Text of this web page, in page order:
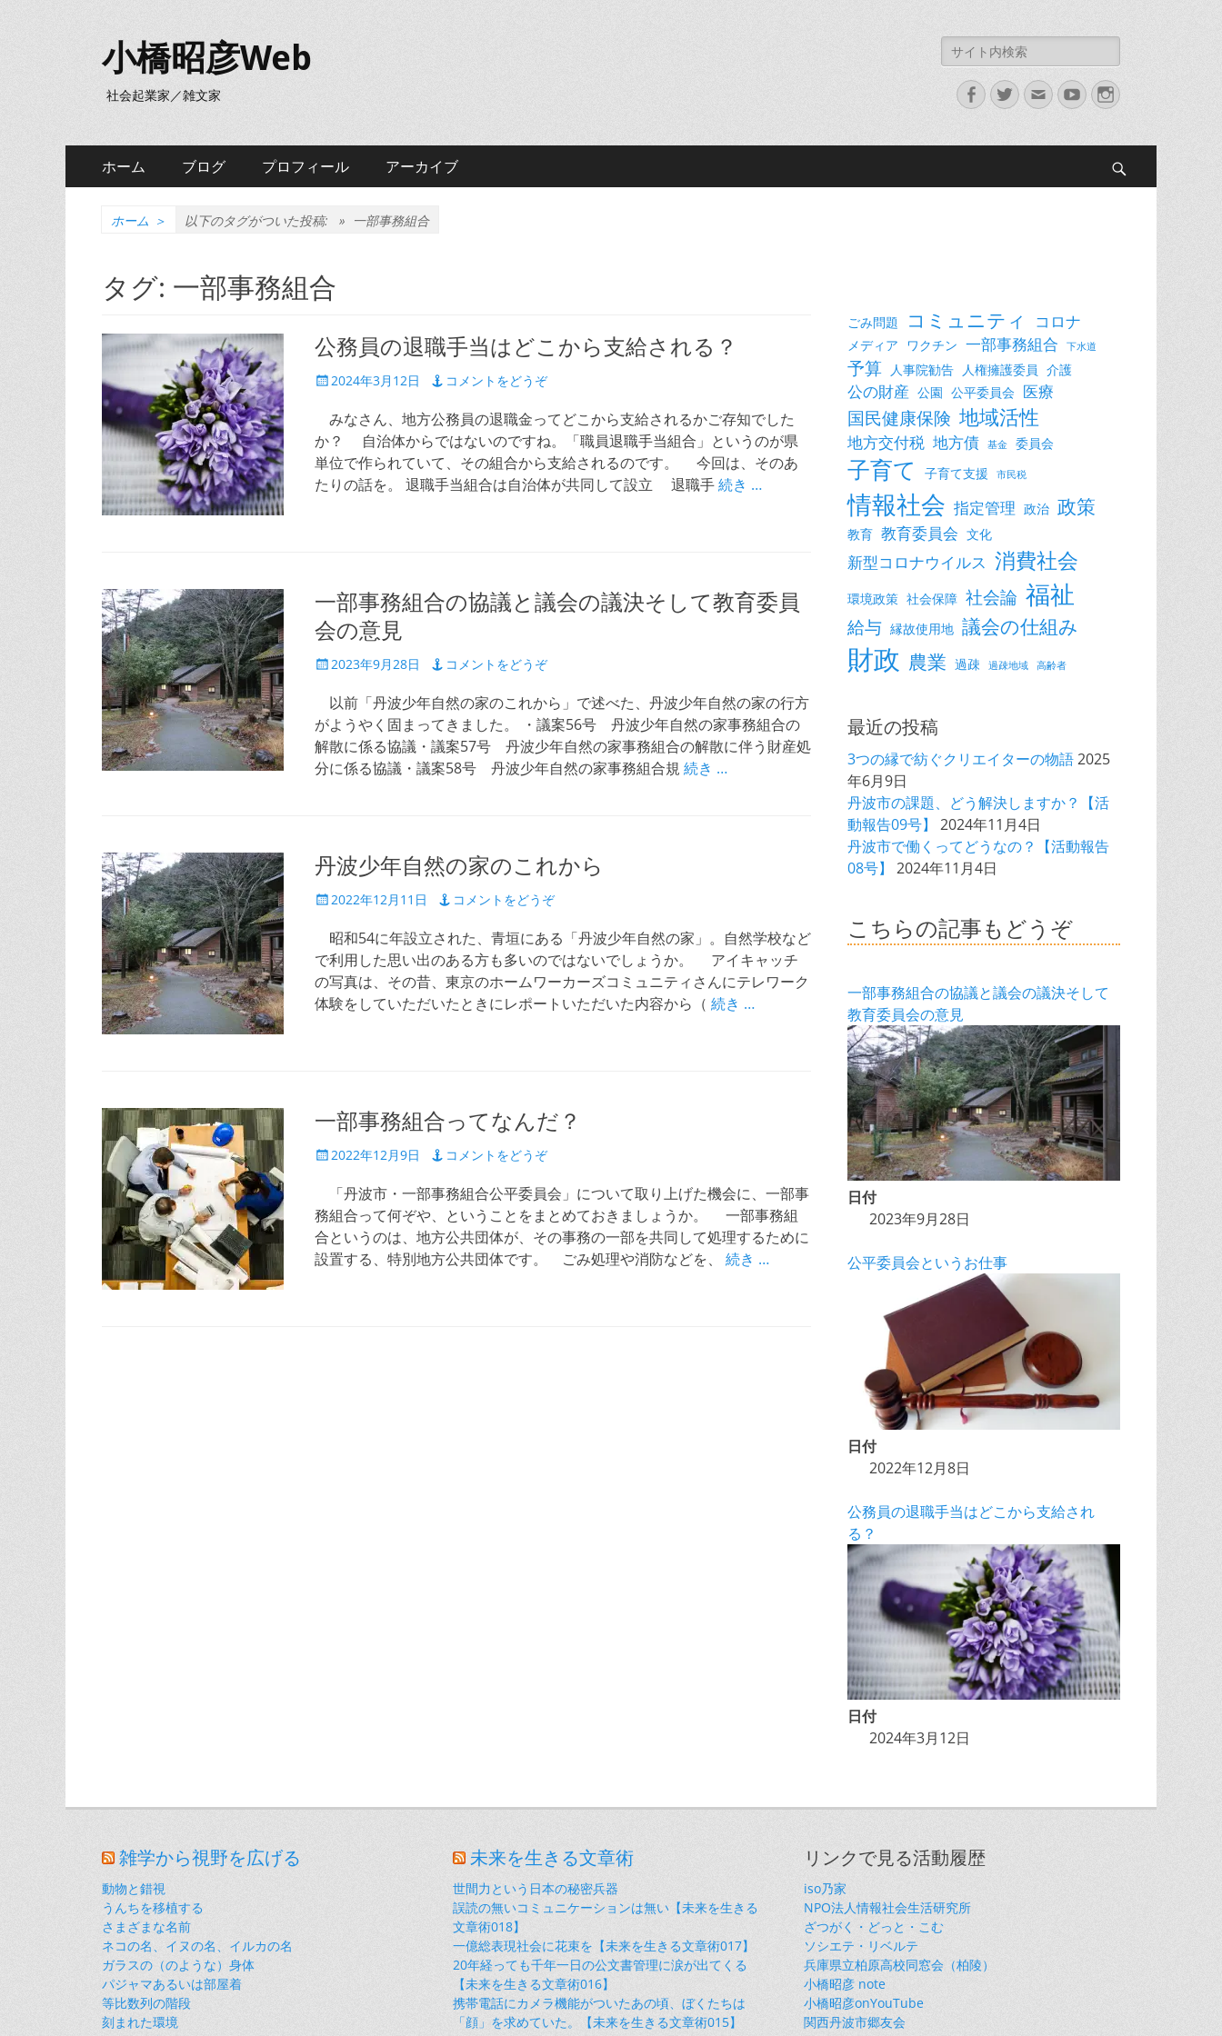
小橋昭彦Web
社会起業家／雑文家
検
索:
Facebook
Twitter
メ
ー
YouTubeInstagram
メ
イ
ニ
ー
ホーム ブログ プロフィール アーカイブ
ホーム ＞ 以下のタグがついた投稿: » 一部事務組合
タグ: 一部事務組合
公務員の退職手当はどこから支給される？
投 2024年3月12日 コメントをどうぞ
みなさん、地方公務員の退職金ってどこから支給されるかご存知でした
か？ 自治体からではないのですね。「職員退職手当組合」というのが県
単位で作られていて、その組合から支給されるのです。 今回は、そのあ
たりの話を。 退職手当組合は自治体が共同して設立 退職手続き …
一部事務組合の協議と議会の議決そして教育委員
会の意見
投 2023年9月28日 コメントをどうぞ
以前「丹波少年自然の家のこれから」で述べた、丹波少年自然の家の行方
がようやく固まってきました。 ・議案56号 丹波少年自然の家事務組合の
解散に係る協議・議案57号 丹波少年自然の家事務組合の解散に伴う財産処
分に係る協議・議案58号 丹波少年自然の家事務組合規 続き …
丹波少年自然の家のこれから
投 2022年12月11日 コメントをどうぞ
昭和54に年設立された、青垣にある「丹波少年自然の家」。自然学校など
で利用した思い出のある方も多いのではないでしょうか。 アイキャッチ
の写真は、その昔、東京のホームワーカーズコミュニティさんにテレワーク
体験をしていただいたときにレポートいただいた内容から（ 続き …
一部事務組合ってなんだ？
投 2022年12月9日 コメントをどうぞ
「丹波市・一部事務組合公平委員会」について取り上げた機会に、一部事
務組合って何ぞや、ということをまとめておきましょうか。 一部事務組
合というのは、地方公共団体が、その事務の一部を共同して処理するために
設置する、特別地方公共団体です。 ごみ処理や消防などを、 続き …
ごみ問題 コミュニティ コロナ
メディア ワクチン 一部事務組合 下水道
予算 人事院勧告 人権擁護委員 介護
公の財産 公園 公平委員会 医療
国民健康保険 地域活性
地方交付税 地方債 基金 委員会
子育て 子育て支援 市民税
情報社会 指定管理 政治 政策
教育 教育委員会 文化
新型コロナウイルス 消費社会
環境政策 社会保障 社会論 福祉
給与 縁故使用地 議会の仕組み
財政 農業 過疎 過疎地域 高齢者
最近の投稿
3つの縁で紡ぐクリエイターの物語2025
年6月9日
丹波市の課題、どう解決しますか？【活
動報告09号】
2024年11月4日
丹波市で働くってどうなの？【活動報告
08号】
2024年11月4日
こちらの記事もどうぞ
一部事務組合の協議と議会の議決そして
教育委員会の意見
日付
2023年9月28日
公平委員会というお仕事
日付
2022年12月8日
公務員の退職手当はどこから支給され
る？
日付
2024年3月12日
雑学から視野を広げる
動物と錯視
うんちを移植する
さまざまな名前
ネコの名、イヌの名、イルカの名
ガラスの（のような）身体
パジャマあるいは部屋着
等比数列の階段
刻まれた環境
未来を生きる文章術
世間力という日本の秘密兵器
誤読の無いコミュニケーションは無い【未来を生きる
文章術018】
一億総表現社会に花束を【未来を生きる文章術017】
20年経っても千年一日の公文書管理に涙が出てくる
【未来を生きる文章術016】
携帯電話にカメラ機能がついたあの頃、ぼくたちは
「顔」を求めていた。【未来を生きる文章術015】
リンクで見る活動履歴
iso乃家
NPO法人情報社会生活研究所
ざつがく・どっと・こむ
ソシエテ・リベルテ
兵庫県立柏原高校同窓会（柏陵）
小橋昭彦 note
小橋昭彦onYouTube
関西丹波市郷友会